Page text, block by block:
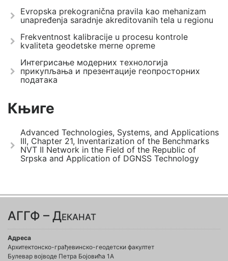
Evropska prekogranična pravila kao mehanizam
unapređenja saradnje akreditovanih tela u regionu
Frekventnost kalibracije u procesu kontrole
kvaliteta geodetske merne opreme
Интегрисање модерних технологија
прикупљања и презентације геопросторних
података
Књиге
Advanced Technologies, Systems, and Applications
III, Chapter 21, Inventarization of the Benchmarks
NVT II Network in the Field of the Republic of
Srpska and Application of DGNSS Technology
АГГФ – Деканат
Адреса
Архитектонско-грађевинско-геодетски факултет
Булевар војводе Петра Бојовића 1A